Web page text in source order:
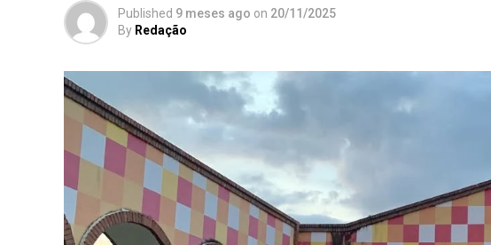
Published 9 meses ago on 20/11/2025
By Redação